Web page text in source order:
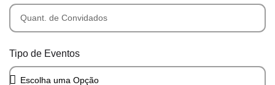
Tipo de Eventos